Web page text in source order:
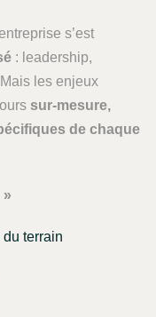
s’est
: leadership,
les enjeux
sur-mesure,
de chaque
»
terrain